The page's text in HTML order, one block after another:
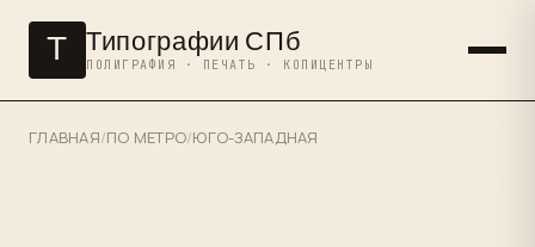
Т Типографии СПб
ПОЛИГРАФИЯ · ПЕЧАТЬ · КОПИЦЕНТРЫ
ГЛАВНАЯ/ПО МЕТРО/ЮГО-ЗАПАДНАЯ